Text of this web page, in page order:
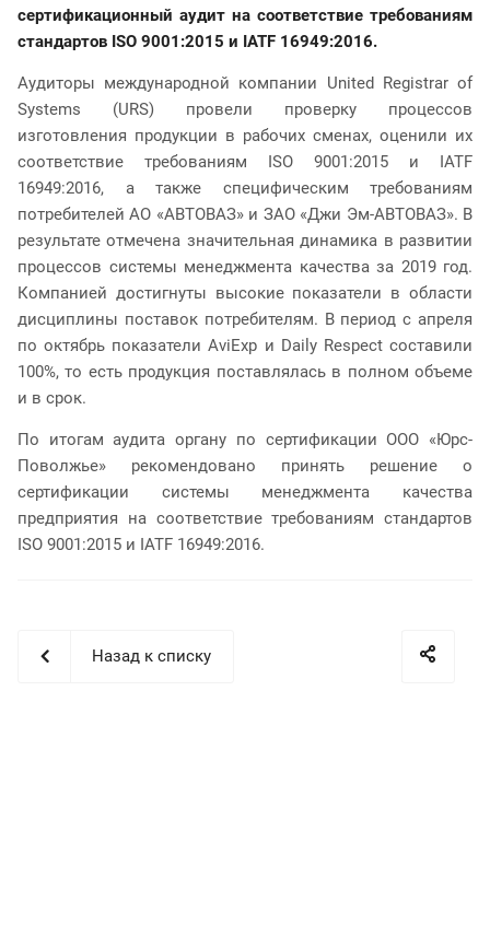
сертификационный аудит на соответствие требованиям
стандартов ISO 9001:2015 и IATF 16949:2016.
Аудиторы международной компании United Registrar of
Systems (URS) провели проверку процессов
изготовления продукции в рабочих сменах, оценили их
соответствие требованиям ISO 9001:2015 и IATF
16949:2016, а также специфическим требованиям
потребителей АО «АВТОВАЗ» и ЗАО «Джи Эм-АВТОВАЗ». В
результате отмечена значительная динамика в развитии
процессов системы менеджмента качества за 2019 год.
Компанией достигнуты высокие показатели в области
дисциплины поставок потребителям. В период с апреля
по октябрь показатели AviExp и Daily Respect составили
100%, то есть продукция поставлялась в полном объеме
и в срок.
По итогам аудита органу по сертификации ООО «Юрс-
Поволжье» рекомендовано принять решение о
сертификации системы менеджмента качества
предприятия на соответствие требованиям стандартов
ISO 9001:2015 и IATF 16949:2016.
Назад к списку